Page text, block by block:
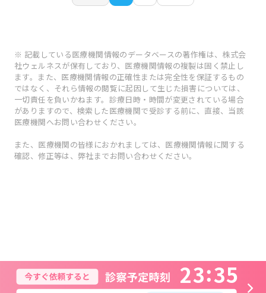
※ 記載している医療機関情報のデータベースの著作権は、株式会
社ウェルネスが保有しており、医療機関情報の複製は固く禁止し
ます。また、医療機関情報の正確性または完全性を保証するもの
ではなく、それら情報の閲覧に起因して生じた損害については、
一切責任を負いかねます。診療日時・時間が変更されている場合
がありますので、検索した医療機関で受診する前に、直接、当該
医療機関へお問い合わせください。
また、医療機関の皆様におかれましては、医療機関情報に関する
確認、修正等は、弊社までお問い合わせください。
23 35